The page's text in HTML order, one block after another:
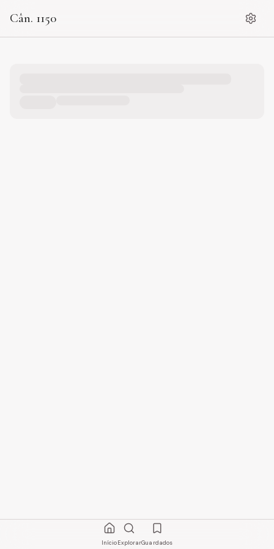
Cân. 1150
InícioExplorarGuardados